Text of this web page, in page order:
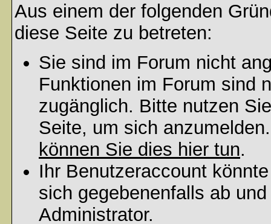
Aus einem der folgenden
diese Seite zu betreten:
Sie sind im Forum nicht
Funktionen im Forum sind
zugänglich. Bitte nutzen
Seite, um sich
können Sie dies hier tun.
Ihr Benutzeraccount
sich gegebenenfalls ab
Administrator.